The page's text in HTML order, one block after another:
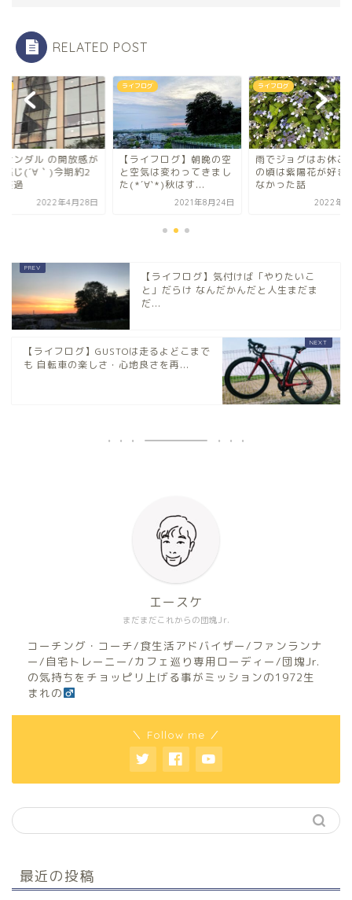
RELATED POST
サンダル の開放感が
感じ(´∀｀)今期約2
経過
2022年4月28日
ライフログ
【ライフログ】朝晩の空
と空気は変わってきまし
た(*´∀`*)秋はす...
2021年8月24日
ライフログ
雨でジョグはお休み
の頃は紫陽花が好き
なかった話
2022年6
【ライフログ】気付けば「やりたいこ
と」だらけ なんだかんだと人生まだま
だ...
【ライフログ】GUSTOは走るよどこまで
も 自転車の楽しさ・心地良さを再...
まだまだこれからの団塊Jr.
エースケ
コーチング・コーチ/食生活アドバイザー/ファンランナ
ー/自宅トレーニー/カフェ巡り専用ローディー/団塊Jr.
の気持ちをチョッピリ上げる事がミッションの1972生
まれの
＼ Follow me ／
最近の投稿